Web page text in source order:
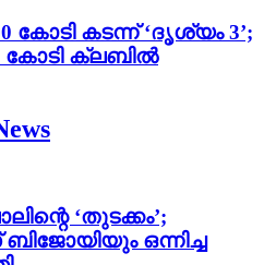
കോടി കടന്ന് ‘ദൃശ്യം 3’;
ക്ലബിൽ
‘തുടക്കം’;
ഒന്നിച്ച